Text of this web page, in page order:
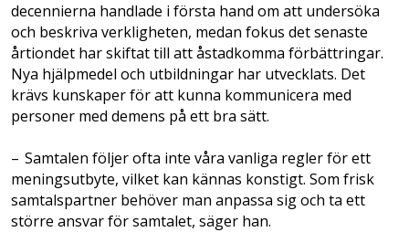
decennierna handlade i första hand om att undersöka
och beskriva verkligheten, medan fokus det senaste
årtiondet har skiftat till att åstadkomma för­bättringar.
Nya hjälpmedel och utbildningar har utvecklats. ­Det
krävs kunskaper för att kunna kommunicera­ med
personer med demens på ett bra sätt.
– Samtalen följer ofta inte våra vanliga reg­ler­ för ett
meningsutbyte, vilket kan kännas kon­stigt. Som frisk
samtalspartner behöver man anpassa sig och ta ett
större ansvar för samtalet, säger han.